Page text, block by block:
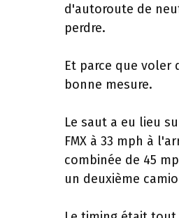
d'autoroute de
perdre.
Et parce que voler
bonne mesure.
Le saut a eu lieu
FMX à 33 mph à
combinée de 45
un deuxième